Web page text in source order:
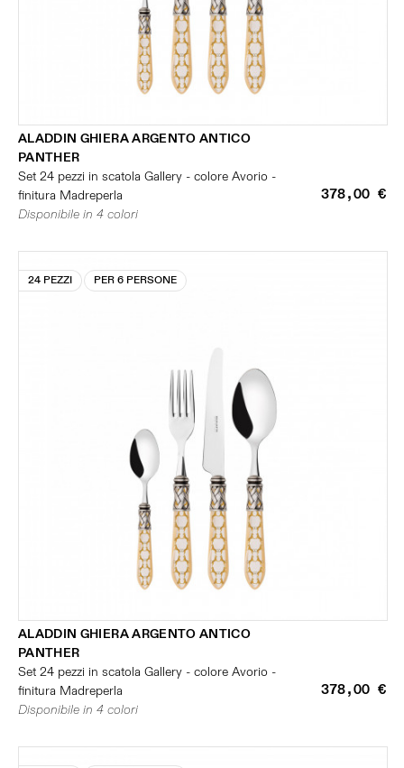
ALADDIN GHIERA ARGENTO ANTICO
PANTHER
Set 24 pezzi in scatola Gallery - colore Avorio -
finitura Madreperla
378,00 €
Disponibile in 4 colori
24 PEZZI PER 6 PERSONE
ALADDIN GHIERA ARGENTO ANTICO
PANTHER
Set 24 pezzi in scatola Gallery - colore Avorio -
finitura Madreperla
378,00 €
Disponibile in 4 colori